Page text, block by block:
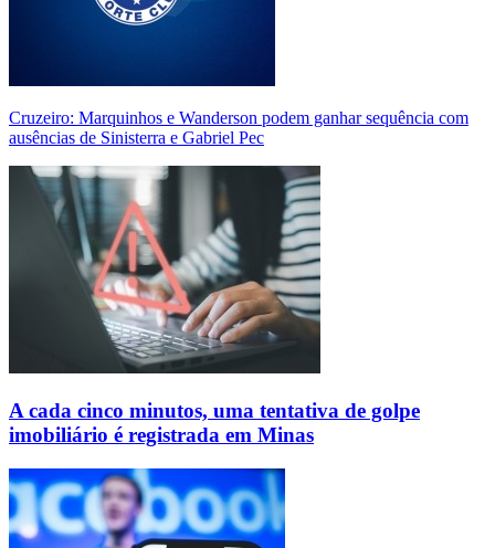
Cruzeiro: Marquinhos e Wanderson podem ganhar sequência com
ausências de Sinisterra e Gabriel Pec
A cada cinco minutos, uma tentativa de golpe
imobiliário é registrada em Minas